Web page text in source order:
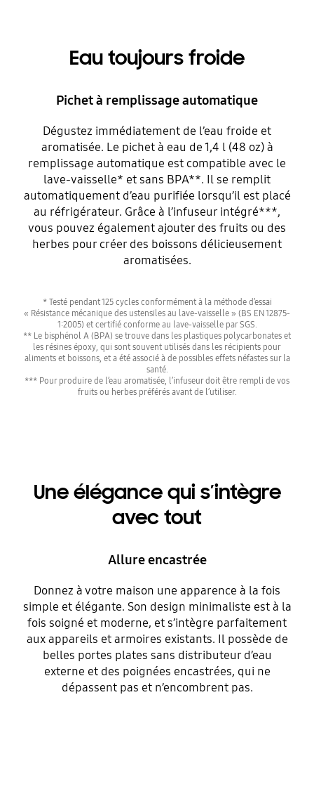
Eau toujours froide
Pichet à remplissage automatique
Dégustez immédiatement de l’eau froide et
aromatisée. Le pichet à eau de 1,4 l (48 oz) à
remplissage automatique est compatible avec le
lave-vaisselle* et sans BPA**. Il se remplit
automatiquement d’eau purifiée lorsqu’il est placé
au réfrigérateur. Grâce à l’infuseur intégré***,
vous pouvez également ajouter des fruits ou des
herbes pour créer des boissons délicieusement
aromatisées.
* Testé pendant 125 cycles conformément à la méthode d’essai
« Résistance mécanique des ustensiles au lave-vaisselle » (BS EN 12875-
1:2005) et certifié conforme au lave-vaisselle par SGS.
** Le bisphénol A (BPA) se trouve dans les plastiques polycarbonates et
les résines époxy, qui sont souvent utilisés dans les récipients pour
aliments et boissons, et a été associé à de possibles effets néfastes sur la
santé.
*** Pour produire de l’eau aromatisée, l’infuseur doit être rempli de vos
fruits ou herbes préférés avant de l’utiliser.
Une élégance qui s’intègre
avec tout
Allure encastrée
Donnez à votre maison une apparence à la fois
simple et élégante. Son design minimaliste est à la
fois soigné et moderne, et s’intègre parfaitement
aux appareils et armoires existants. Il possède de
belles portes plates sans distributeur d’eau
externe et des poignées encastrées, qui ne
dépassent pas et n’encombrent pas.